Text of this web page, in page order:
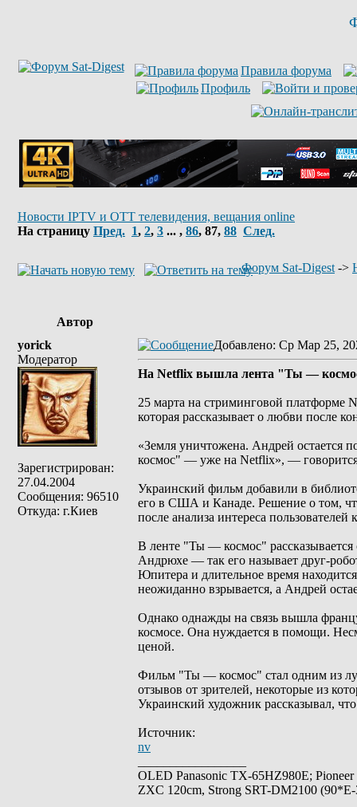
Правила форума
Профиль
Новости IPTV и OTT телевидения, вещания online
На страницу Пред. 1, 2, 3 ... , 86, 87, 88 След.
Форум Sat-Digest ->
Автор
yorick
Модератор
Зарегистрирован:
27.04.2004
Сообщения: 96510
Откуда: г.Киев
Добавлено: Ср Мар 25,
На Netflix вышла лента "Ты —
25 марта на стриминговой платформе
которая рассказывает о любви после
«Земля уничтожена. Андрей остается
космос" — уже на Netflix», —
Украинский фильм добавили в
его в США и Канаде. Решение о том,
после анализа интереса пользователей
В ленте "Ты — космос"
Андрюхе — так его называет друг-
Юпитера и длительное время
неожиданно взрывается, а Андрей
Однако однажды на связь вышла
космосе. Она нуждается в помощи.
ценой.
Фильм "Ты — космос" стал одним из
отзывов от зрителей, некоторые из
Украинский художник рассказывал,
Источник:
nv
OLED Panasonic TX-65HZ980E;
ZXC 120cm, Strong SRT-DM2100